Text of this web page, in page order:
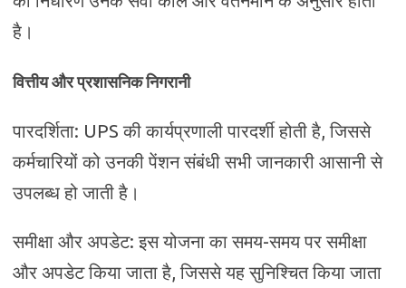
है।
वित्तीय और प्रशासनिक निगरानी
पारदर्शिता: UPS की कार्यप्रणाली पारदर्शी होती है, जिससे
कर्मचारियों को उनकी पेंशन संबंधी सभी जानकारी आसानी से
उपलब्ध हो जाती है।
समीक्षा और अपडेट: इस योजना का समय-समय पर समीक्षा
और अपडेट किया जाता है, जिससे यह सुनिश्चित किया जाता